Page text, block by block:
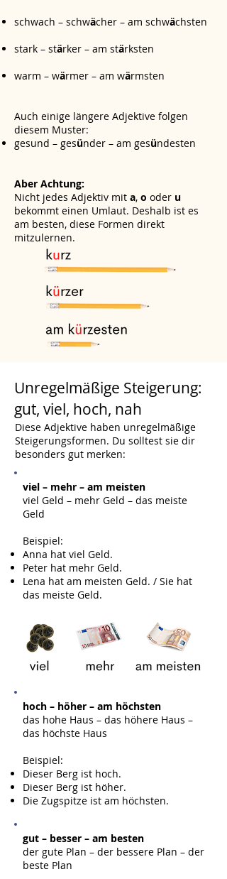
schwach – schwächer – am schwächsten
stark – stärker – am stärksten
warm – wärmer – am wärmsten
Auch einige längere Adjektive folgen
diesem Muster:
gesund – gesünder – am gesündesten
Aber Achtung:
Nicht jedes Adjektiv mit a, o oder u
bekommt einen Umlaut. Deshalb ist es
am besten, diese Formen direkt
mitzulernen.
Unregelmäßige Steigerung:
gut, viel, hoch, nah
Diese Adjektive haben unregelmäßige
Steigerungsformen. Du solltest sie dir
besonders gut merken:
viel – mehr – am meisten
viel Geld – mehr Geld – das meiste
Geld
Beispiel:
Anna hat viel Geld.
Peter hat mehr Geld.
Lena hat am meisten Geld. / Sie hat
das meiste Geld.
hoch – höher – am höchsten
das hohe Haus – das höhere Haus –
das höchste Haus
Beispiel:
Dieser Berg ist hoch.
Dieser Berg ist höher.
Die Zugspitze ist am höchsten.
gut – besser – am besten
der gute Plan – der bessere Plan – der
beste Plan